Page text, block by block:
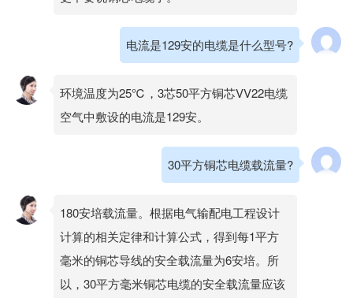
电流是129安的电缆是什么型号?
环境温度为25℃，3芯50平方铜芯VV22电缆
空气中敷设的电流是129安。
30平方铜芯电缆载流量?
180安培载流量。根据电气输配电工程设计
计算的相关定律和计算公式，得到每1平方
毫米的铜芯导线的安全载流量为6安培。所
以，30平方毫米铜芯电缆的安全载流量应该